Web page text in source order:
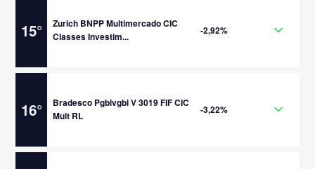
15°
Zurich BNPP Multimercado CIC
Classes Investim...
-2,92%
16°
Bradesco Pgblvgbl V 3019 FIF CIC
Mult RL
-3,22%